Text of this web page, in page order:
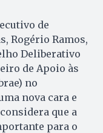
de
Rogério Ramos,
Deliberativo
de Apoio às
no
nova cara e
que a
para o